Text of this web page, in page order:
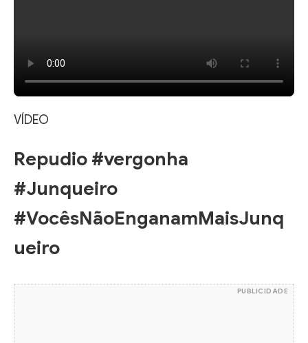
VÍDEO
Repudio #vergonha
#Junqueiro
#VocêsNãoEnganamMaisJunq
ueiro
PUBLICIDADE